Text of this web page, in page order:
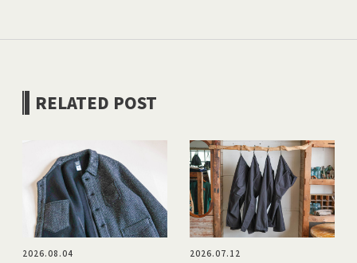
RELATED POST
2026.08.04 2026.07.12